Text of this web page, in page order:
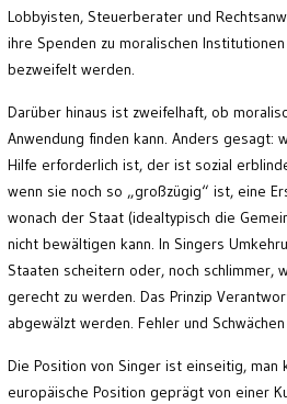
Lobbyisten, Steuerberater und
ihre Spenden zu moralischen
bezweifelt werden.
Darüber hinaus ist zweifelhaft, ob
Anwendung finden kann. Anders gesagt:
Hilfe erforderlich ist, der ist sozial
wenn sie noch so „großzügig“ ist, eine
wonach der Staat (idealtypisch die
nicht bewältigen kann. In Singers
Staaten scheitern oder, noch schlimmer,
gerecht zu werden. Das Prinzip
abgewälzt werden. Fehler und
Die Position von Singer ist einseitig, man
europäische Position geprägt von einer